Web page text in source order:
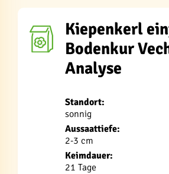
Kiepenkerl
Bodenkur
Analyse
Standort:
sonnig
Aussaattiefe:
2-3 cm
Keimdauer:
21 Tage